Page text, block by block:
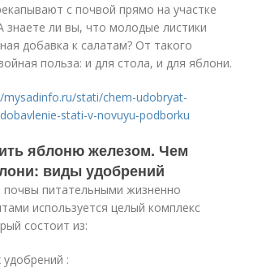
с почвой прямо на участке
знаете ли вы, что молодые листики
добавка к салатам? От такого
польза: и для стола, и для яблони.
mysadinfo.ru/stati/chem-udobryat-
stati-v-novuyu-podborku
яблоню железом. Чем
виды удобрений
питательными жизненно
используется целый комплекс
состоит из:
удобрений :